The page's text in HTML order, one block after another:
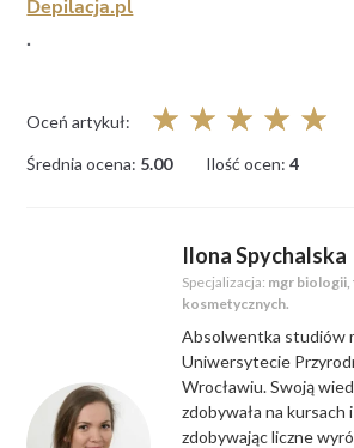
Depilacja.pl
.
Oceń artykuł: ☆ ☆ ☆ ☆ ☆
Średnia ocena: 5.00 Ilość ocen: 4
Ilona Spychalska
Specjalizacja: mgr biologii,
kosmetycznych.
Absolwentka studiów
Uniwersytecie
Wrocławiu. Swoją
zdobywała na kursach
zdobywając liczne